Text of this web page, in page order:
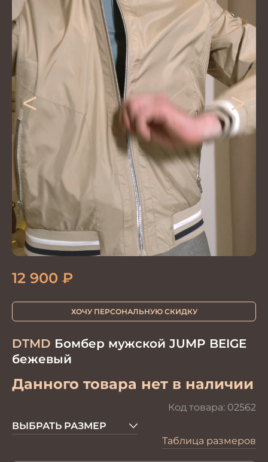
< >
DTMD Бомбер мужской JUMP BEIGE
бежевый
Данного товара нет в наличии
Код товара: 02562
12 900 ₽
ХОЧУ ПЕРСОНАЛЬНУЮ СКИДКУ
ВЫБРАТЬ РАЗМЕР
Таблица размеров